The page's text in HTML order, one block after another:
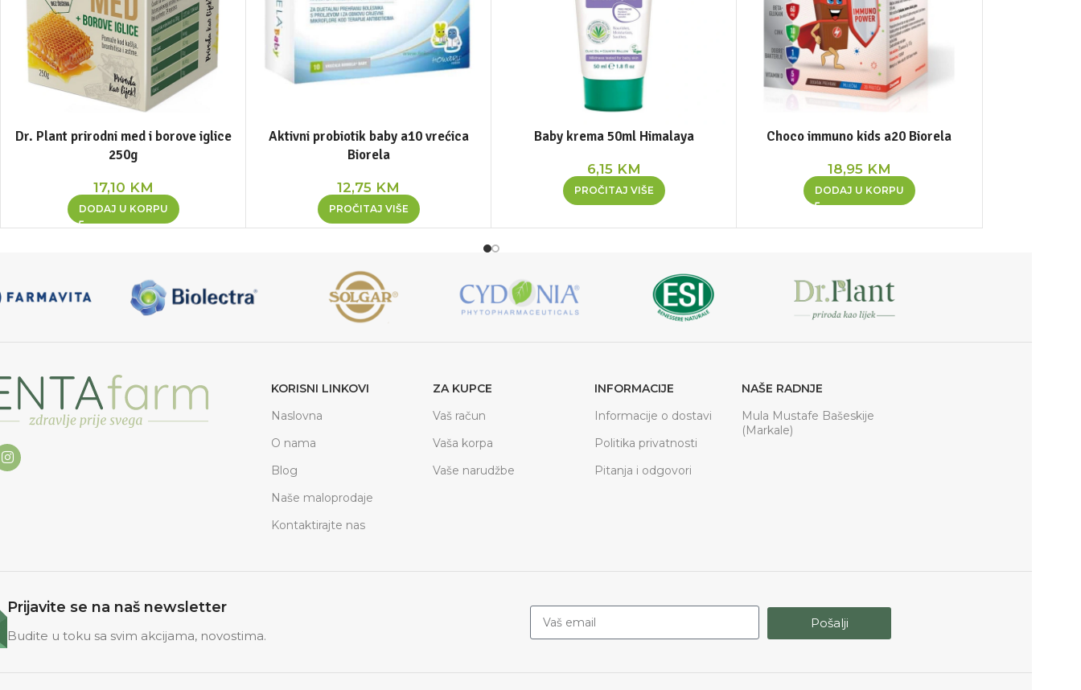
Dr. Plant prirodni med i borove iglice
250g
17,10 KM
DODAJ U KORPU
Aktivni probiotik baby a10 vrećica
Biorela
12,75 KM
PROČITAJ VIŠE
Baby krema 50ml Himalaya
6,15 KM
PROČITAJ VIŠE
Choco immuno kids a20 Biorela
18,95 KM
DODAJ U KORPU
KORISNI LINKOVI
Naslovna
O nama
Blog
Naše maloprodaje
Kontaktirajte nas
ZA KUPCE
Vaš račun
Vaša korpa
Vaše narudžbe
INFORMACIJE
Informacije o dostavi
Politika privatnosti
Pitanja i odgovori
NAŠE RADNJE
Mula Mustafe Bašeskije
(Markale)
Prijavite se na naš newsletter
Budite u toku sa svim akcijama, novostima.
Pošalji